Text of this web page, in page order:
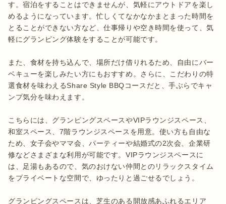
す。宿泊をすることはできませんが、気軽にアウトドアを楽し
めるようになっています。忙しくてなかなかまとまった時間を
とることができない方など、仕事帰りや空き時間を使って、気
軽にグランピング体験をすることが可能です。
また、食材を持ち込んで、場所だけ借りれるため、自由にバー
ベキューを楽しみたい方にもおすすめ。さらに、こだわりの特
選食材を味わえるShare Style BBQコースだと、手ぶらでキャ
ンプ気分を味わえます。
こちらには、グランピングスペースやVIPラウンジスペース、
和室スペース、7階ラウンジスペースを用意。使い方も自由な
ため、女子会やママ会、パーティーや結婚式の2次会、企業研
修などさまざまな利用が可能です。VIPラウンジスペースに
は、足湯もあるので、気のおけない仲間とのリラックスタイム
をプライベートな空間で、ゆったりと過ごせるでしょう。
グランピングスペースは、芝生のある開放感あふれるエリア